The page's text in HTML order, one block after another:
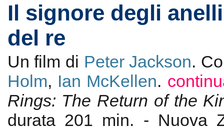
Il signore degli
del re
Un film di Peter Jackson.
Holm, Ian McKellen.
Rings: The Return of the
durata 201 min. - Nuova